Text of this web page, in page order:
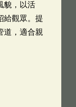
貌，以活
給觀眾。提
道，適合親